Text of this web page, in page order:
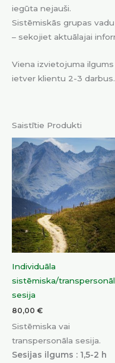
iegūta nejauši.
Sistēmiskās grupas
– sekojiet aktuālajai
Viena izvietojuma ilgums
ietver klientu 2-3 darbus.
Saistītie Produkti
Individuāla
sistēmiska/
sesija
80,00 €
Sistēmiska vai
transpersonāla sesija.
Sesijas ilgums : 1,5-2 h